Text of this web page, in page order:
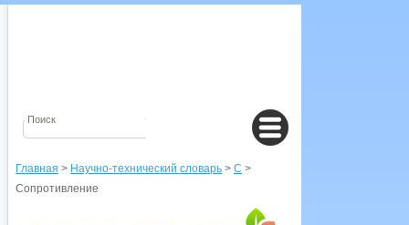
Главная > Научно-технический словарь > С >
Сопротивление